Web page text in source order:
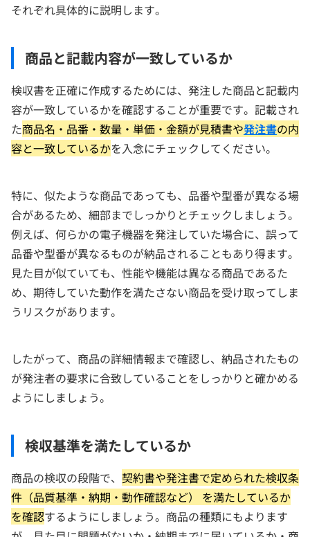
それぞれ具体的に説明します。
商品と記載内容が一致しているか
検収書を正確に作成するためには、発注した商品と記載内
容が一致しているかを確認することが重要です。記載され
た商品名・品番・数量・単価・金額が見積書や発注書の内
容と一致しているかを入念にチェックしてください。
特に、似たような商品であっても、品番や型番が異なる場
合があるため、細部までしっかりとチェックしましょう。
例えば、何らかの電子機器を発注していた場合に、誤って
品番や型番が異なるものが納品されることもあり得ます。
見た目が似ていても、性能や機能は異なる商品であるた
め、期待していた動作を満たさない商品を受け取ってしま
うリスクがあります。
したがって、商品の詳細情報まで確認し、納品されたもの
が発注者の要求に合致していることをしっかりと確かめる
ようにしましょう。
検収基準を満たしているか
商品の検収の段階で、 契約書や発注書で定められた検収条
件（品質基準・納期・動作確認など） を満たしているか
を確認するようにしましょう。商品の種類にもよります